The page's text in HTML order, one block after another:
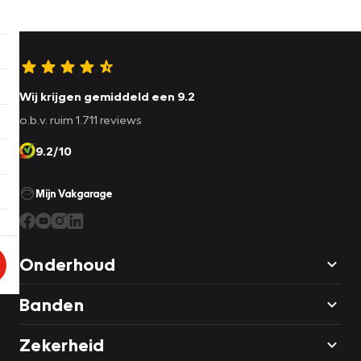
Wij krijgen gemiddeld een 9.2
o.b.v. ruim 1.711 reviews
9.2/10
Mijn Vakgarage
Onderhoud
Banden
Zekerheid